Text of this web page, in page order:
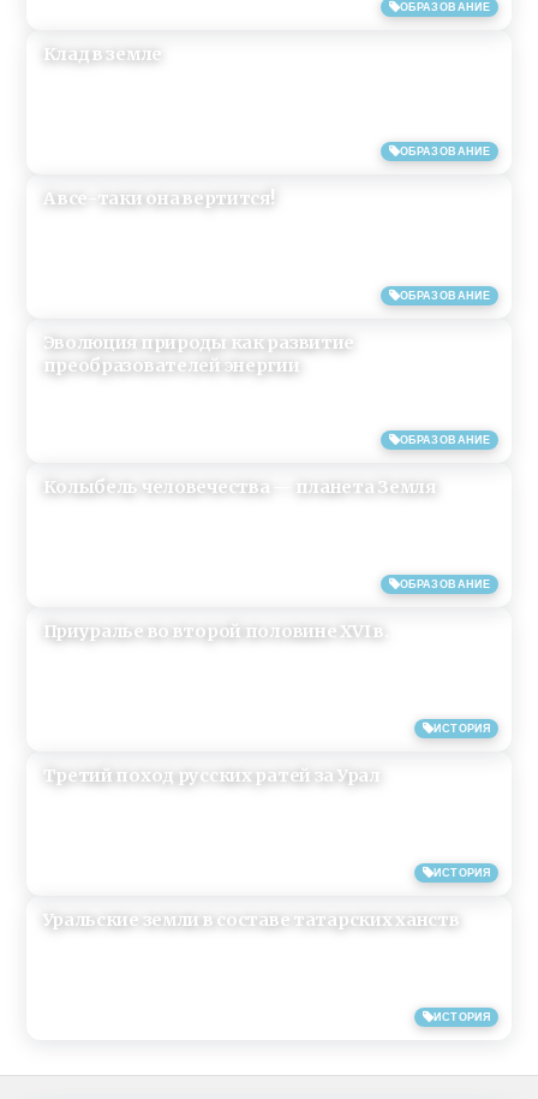
ОБРАЗОВАНИЕ
ОБРАЗОВАНИЕ
Клад в земле
ОБРАЗОВАНИЕ
А все-таки она вертится!
ОБРАЗОВАНИЕ
Эволюция природы как развитие
преобразователей энергии
ОБРАЗОВАНИЕ
Колыбель человечества — планета Земля
ИСТОРИЯ
Приуралье во второй половине XVI в.
ИСТОРИЯ
Третий поход русских ратей за Урал
ИСТОРИЯ
Уральские земли в составе татарских ханств